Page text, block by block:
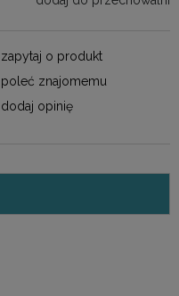
zapytaj o produkt
poleć znajomemu
dodaj opinię
KOSZTÓW